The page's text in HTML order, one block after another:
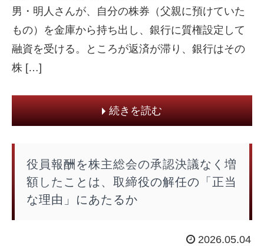
男・明人さんが、自分の株券（父親に預けていた
もの）を金庫から持ち出し、銀行に質権設定して
融資を受ける。ところが返済が滞り、銀行はその
株 […]
続きを読む
役員報酬を株主総会の承認決議なく増
額したことは、取締役の解任の「正当
な理由」にあたるか
2026.05.04